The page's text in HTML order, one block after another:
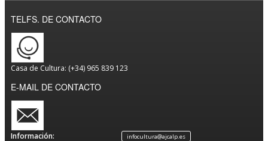
TELFS. DE CONTACTO
Casa de Cultura: (+34) 965 839 123
E-MAIL DE CONTACTO
Información: infocultura@ajcalp.es